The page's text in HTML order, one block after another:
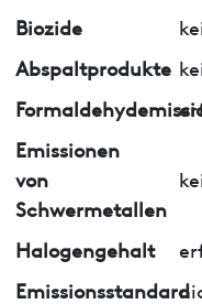
Biozide
Abspaltprodukte
Emissionen
von
Schwermetallen
Halogengehalt
Emissionsstandard